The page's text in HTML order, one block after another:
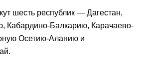
шесть республик — Дагестан,
Кабардино-Балкарию, Карачаево-
Осетию-Аланию и